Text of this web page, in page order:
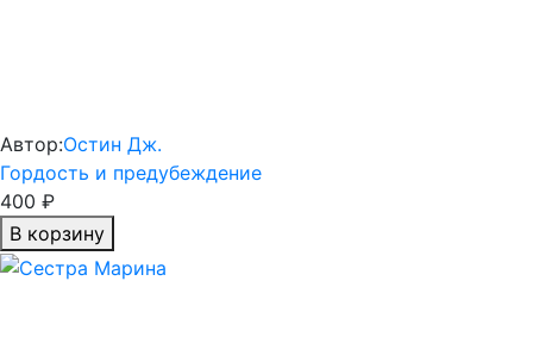
Автор:Остин Дж.
Гордость и предубеждение
400 ₽
В корзину